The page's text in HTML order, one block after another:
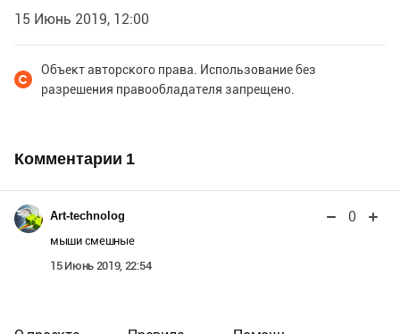
15 Июнь 2019, 12:00
Объект авторского права. Использование без
разрешения правообладателя запрещено.
Комментарии 1
Art-technolog 0
мыши смешные
15 Июнь 2019, 22:54